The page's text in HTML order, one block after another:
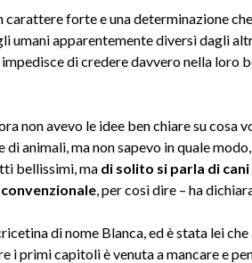
forte e una determinazione
umani apparentemente diversi dagli
di credere davvero nella loro
non avevo le idee ben chiare su cosa
animali, ma non sapevo in quale
bellissimi, ma di solito si parla di
, per così dire – ha
di nome Blanca, ed è stata lei che
primi capitoli è venuta a mancare e